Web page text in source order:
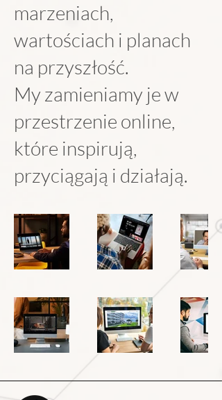
marzeniach,
wartościach i planach
na przyszłość.
My zamieniamy je w
przestrzenie online,
które inspirują,
przyciągają i działają.